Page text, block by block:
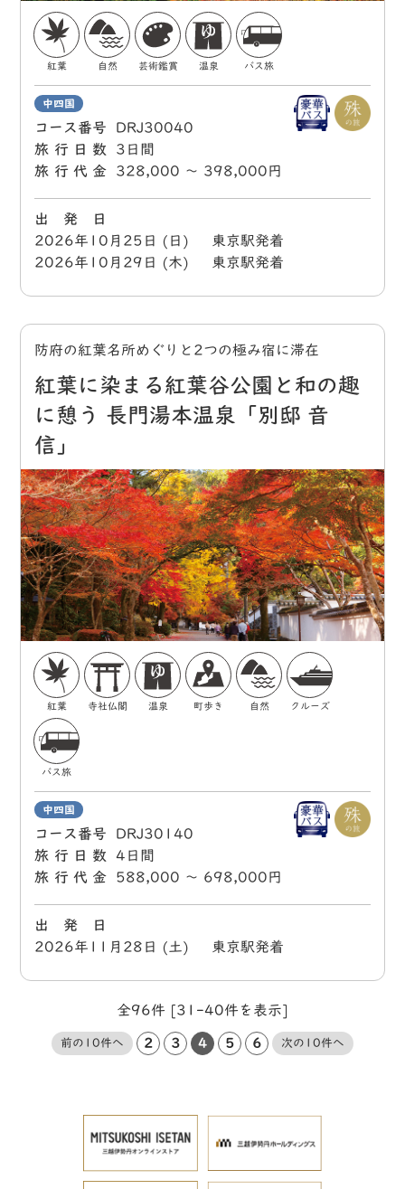
紅葉 自然 芸術鑑賞 温泉 バス旅
中四国
コース番号
DRJ30040
旅行日数
3日間
旅行代金
328,000 〜 398,000円
出 発 日
2026年10月25日 (日) 東京駅発着
2026年10月29日 (木) 東京駅発着
防府の紅葉名所めぐりと2つの極み宿に滞在
紅葉に染まる紅葉谷公園と和の趣
に憩う 長門湯本温泉「別邸 音
信」
紅葉 寺社仏閣 温泉 町歩き 自然 クルーズ
バス旅
中四国
コース番号
DRJ30140
旅行日数
4日間
旅行代金
588,000 〜 698,000円
出 発 日
2026年11月28日 (土) 東京駅発着
全96件 [31-40件を表示]
前の10件へ 2 3 4 5 6 次の10件へ